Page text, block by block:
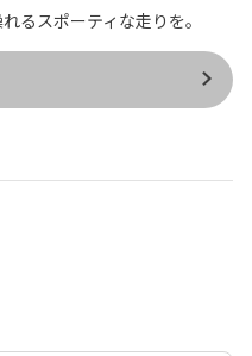
るスポーティな走りを。